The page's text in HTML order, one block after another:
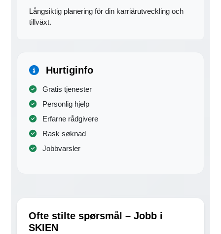
Långsiktig planering för din karriärutveckling och
tillväxt.
Hurtiginfo
Gratis tjenester
Personlig hjelp
Erfarne rådgivere
Rask søknad
Jobbvarsler
Ofte stilte spørsmål – Jobb i
SKIEN